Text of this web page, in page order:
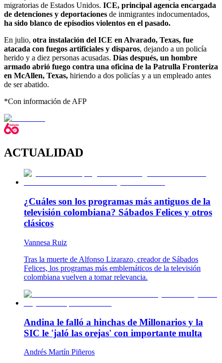
migratorias de Estados Unidos. ICE, principal agencia encargada
de detenciones y deportaciones de inmigrantes indocumentados,
ha sido blanco de episodios violentos en el pasado.
En julio, otra instalación del ICE en Alvarado, Texas, fue
atacada con fuegos artificiales y disparos, dejando a un policía
herido y a diez personas acusadas. Días después, un hombre
armado abrió fuego contra una oficina de la Patrulla Fronteriza
en McAllen, Texas, hiriendo a dos policías y a un empleado antes
de ser abatido.
*Con información de AFP
ACTUALIDAD
¿Cuáles son los programas más antiguos de la
televisión colombiana? Sábados Felices y otros
clásicos
Vannesa Ruiz
Tras la muerte de Alfonso Lizarazo, creador de Sábados
Felices, los programas más emblemáticos de la televisión
colombiana vuelven a tomar relevancia.
Andina le falló a hinchas de Millonarios y la
SIC le 'jaló las orejas' con importante multa
Andrés Martín Piñeros